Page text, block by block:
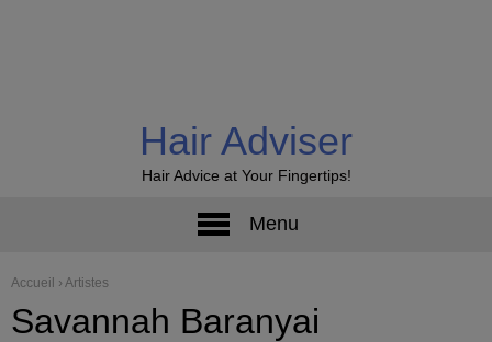
Hair Adviser
Hair Advice at Your Fingertips!
Menu
Accueil › Artistes
Savannah Baranyai